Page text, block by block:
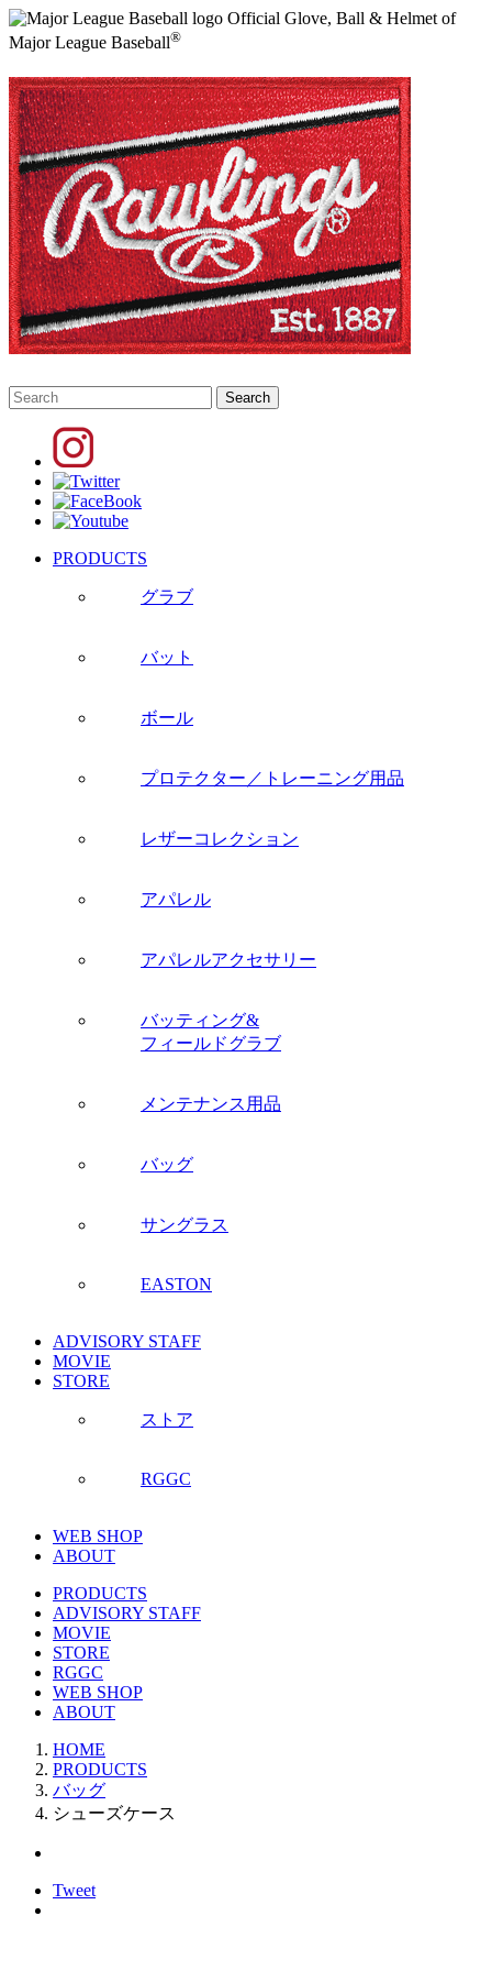
Official Glove, Ball & Helmet of
Major League Baseball®
PRODUCTS
グラブ
バット
ボール
プロテクター／トレーニング用品
レザーコレクション
アパレル
アパレルアクセサリー
バッティング&
フィールドグラブ
メンテナンス用品
バッグ
サングラス
EASTON
ADVISORY STAFF
MOVIE
STORE
ストア
RGGC
WEB SHOP
ABOUT
PRODUCTS
ADVISORY STAFF
MOVIE
STORE
RGGC
WEB SHOP
ABOUT
HOME
PRODUCTS
バッグ
シューズケース
Tweet